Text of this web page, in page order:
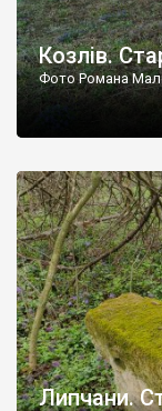
Козлів.
Фото Романа
Липчани.